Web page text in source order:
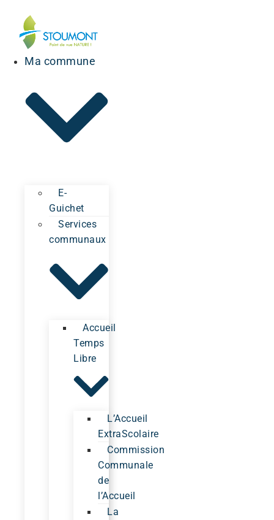
Ma commune
E-
Guichet
Services
communaux
Accueil
Temps
Libre
L’Accueil
ExtraScolaire
Commission
Communale
de
l’Accueil
La